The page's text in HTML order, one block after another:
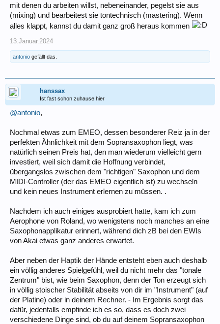
mit denen du arbeiten willst, nebeneinander, pegelst sie aus
(mixing) und bearbeitest sie tontechnisch (mastering). Wenn
alles klappt, kannst du damit ganz groß heraus kommen
13.Januar.2024
antonio gefällt das.
hanssax
Ist fast schon zuhause hier
@antonio,
Nochmal etwas zum EMEO, dessen besonderer Reiz ja in der
perfekten Ähnlichkeit mit dem Sopransaxophon liegt, was
natürlich seinen Preis hat, den man wiederum vielleicht gern
investiert, weil sich damit die Hoffnung verbindet,
übergangslos zwischen dem "richtigen" Saxophon und dem
MIDI-Controller (der das EMEO eigentlich ist) zu wechseln
und kein neues Instrument erlernen zu müssen. .
Nachdem ich auch einiges ausprobiert hatte, kam ich zum
Aerophone von Roland, wo wenigstens noch manches an eine
Saxophonapplikatur erinnert, während dich zB bei den EWIs
von Akai etwas ganz anderes erwartet.
Aber neben der Haptik der Hände entsteht eben auch deshalb
ein völlig anderes Spielgefühl, weil du nicht mehr das "tonale
Zentrum" bist, wie beim Saxophon, denn der Ton erzeugt sich
in völlig stoischer Stabilität abseits von dir im "Instrument" (auf
der Platine) oder in deinem Rechner. - Im Ergebnis sorgt das
dafür, jedenfalls empfinde ich es so, dass es doch zwei
verschiedene Dinge sind, ob du auf deinem Sopransaxophon